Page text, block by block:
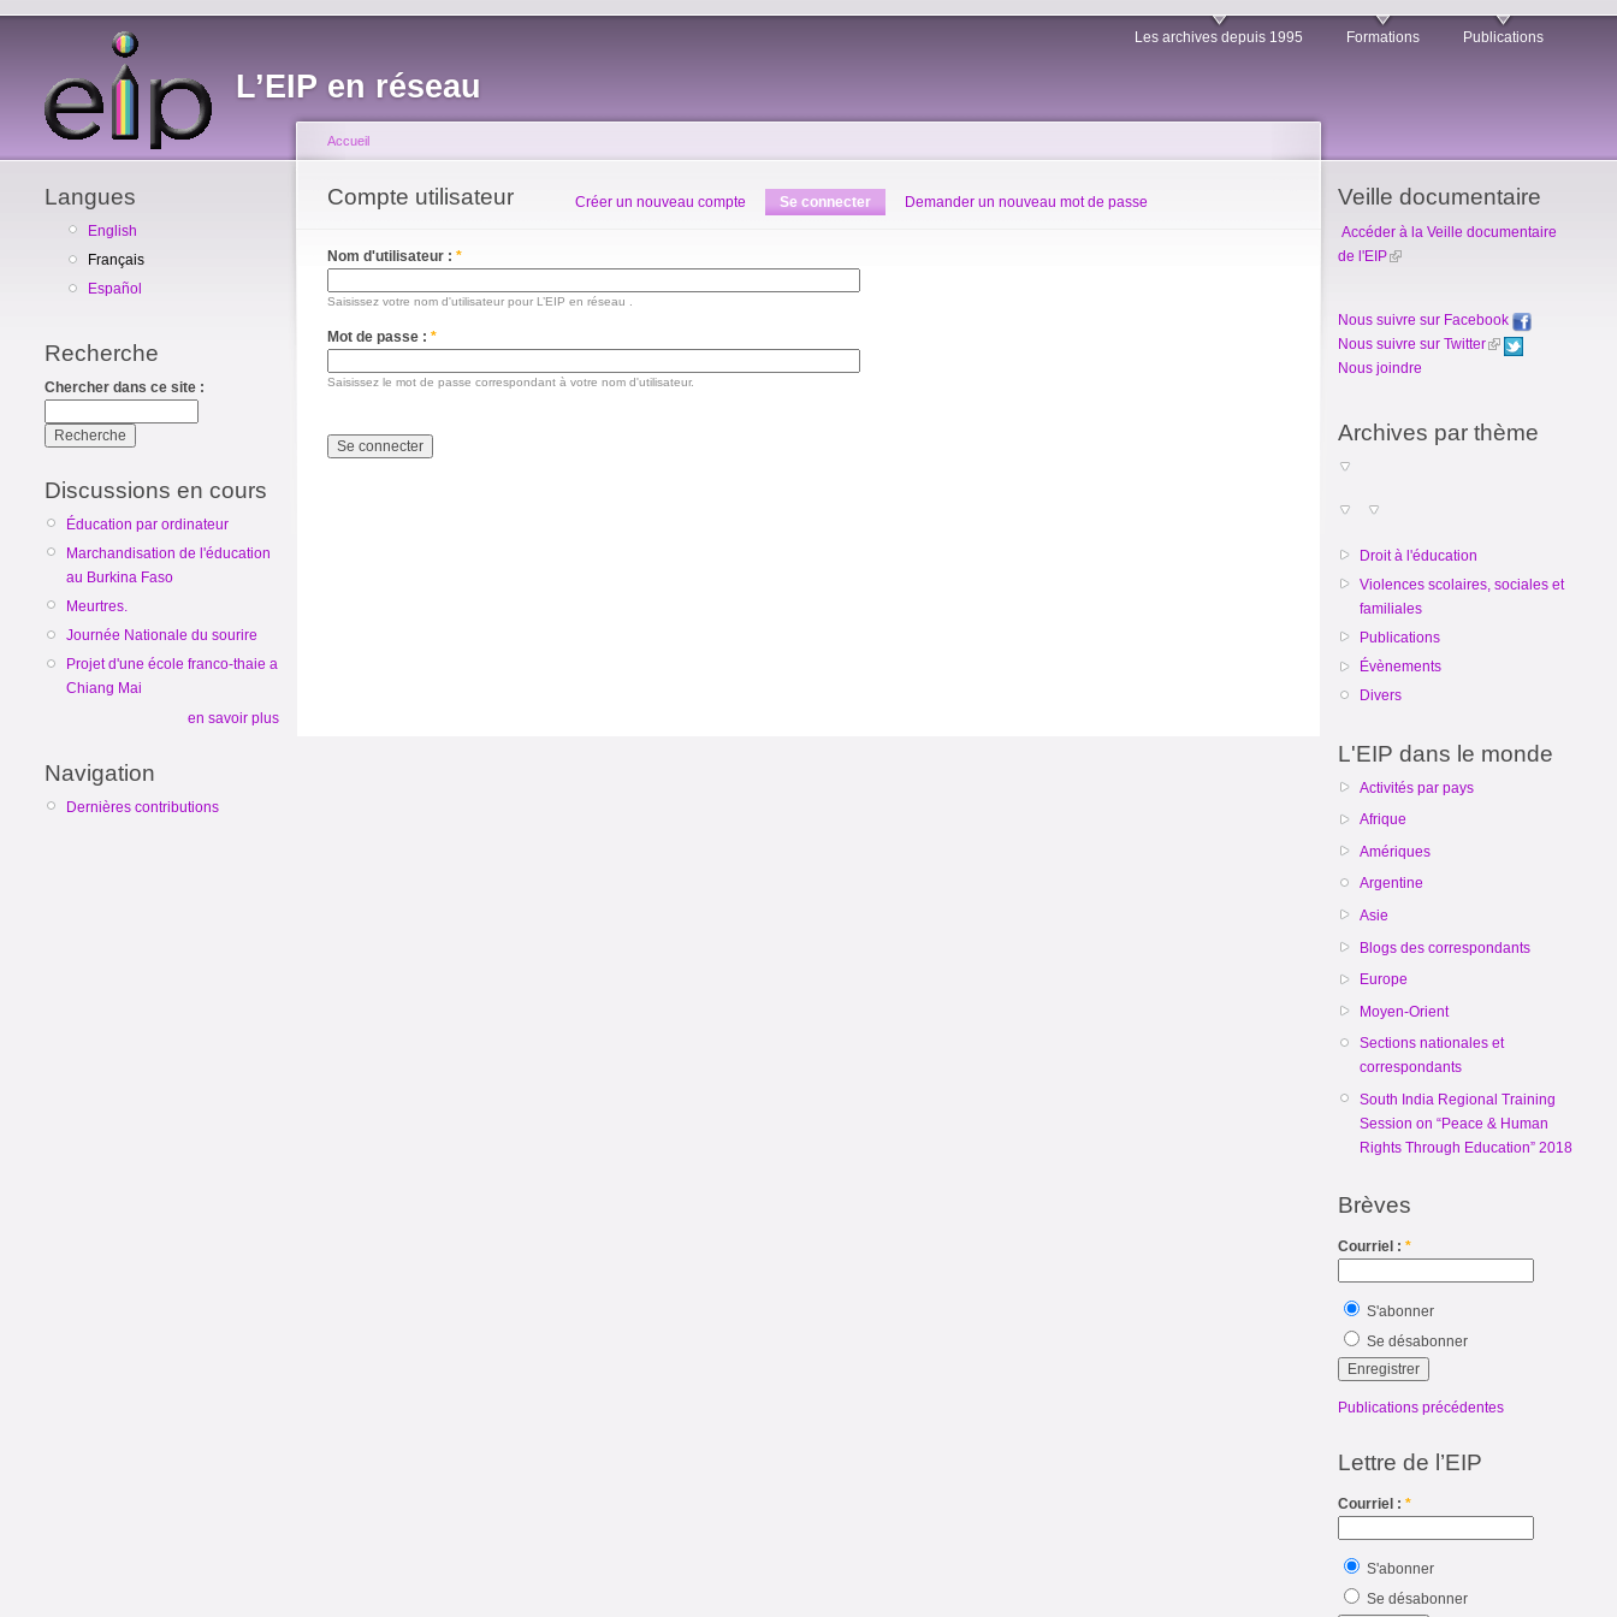
L’EIP en réseau
Les archives depuis 1995 Formations Publications
Langues
English
Français
Español
Recherche
Chercher dans ce site :
Discussions en cours
Éducation par ordinateur
Marchandisation de l'éducation
au Burkina Faso
Meurtres.
Journée Nationale du sourire
Projet d'une école franco-thaie a
Chiang Mai
en savoir plus
Navigation
Dernières contributions
Accueil
Compte utilisateur Créer un nouveau compte Se connecter Demander un nouveau mot de passe
Nom d'utilisateur : *
Saisissez votre nom d'utilisateur pour L’EIP en réseau .
Mot de passe : *
Saisissez le mot de passe correspondant à votre nom d'utilisateur.
Veille documentaire
Accéder à la Veille documentaire
de l'EIP
Nous suivre sur Facebook
Nous suivre sur Twitter
Nous joindre
Archives par thème
Droit à l'éducation
Violences scolaires, sociales et
familiales
Publications
Évènements
Divers
L'EIP dans le monde
Activités par pays
Afrique
Amériques
Argentine
Asie
Blogs des correspondants
Europe
Moyen-Orient
Sections nationales et
correspondants
South India Regional Training
Session on “Peace & Human
Rights Through Education” 2018
Brèves
Courriel : *
S'abonner
Se désabonner
Publications précédentes
Lettre de l’EIP
Courriel : *
S'abonner
Se désabonner